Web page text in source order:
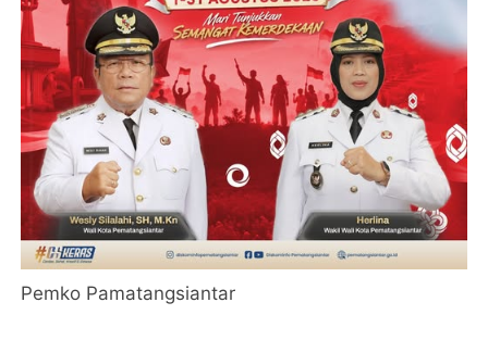
Pemko Pamatangsiantar